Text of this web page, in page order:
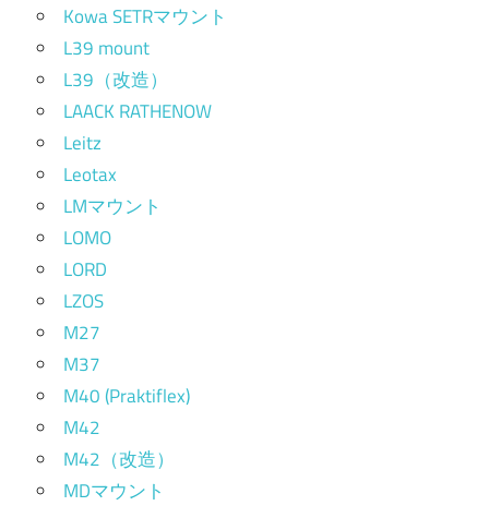
Kowa SETRマウント
L39 mount
L39（改造）
LAACK RATHENOW
Leitz
Leotax
LMマウント
LOMO
LORD
LZOS
M27
M37
M40 (Praktiflex)
M42
M42（改造）
MDマウント